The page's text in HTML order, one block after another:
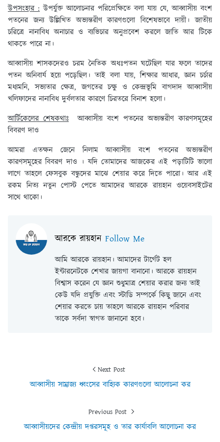
উপসংহার : উপর্যুক্ত আলোচনার পরিপ্রেক্ষিতে বলা যায় যে, আব্বাসীয় বংশ
পতনের জন্য উল্লিখিত অভ্যন্তরীণ কারণগুলো বিশেষভাবে দায়ী। জাতীয়
চরিত্রে নানাবিধ অনাচার ও ব্যভিচার অনুপ্রবেশ করলে জাতি আর টিকে
থাকতে পারে না।
আব্বাসীয় শাসকদেরও চরম নৈতিক অধঃপতন ঘটেছিল যার ফলে তাদের
পতন অনিবার্য হয়ে পড়েছিল। তাই বলা যায়, শিক্ষার আধার, জ্ঞান চর্চার
মধ্যমনি, সভ্যতার ক্ষেত্র, জগতের চক্ষু ও কেন্দ্রভূমি বাগদাদ আব্বাসীয়
খলিফাদের নানাবিধ দুর্বলতার কারণে চিরতরে বিনাশ হলো।
আর্টিকেলের শেষকথাঃ আব্বাসীয় বংশ পতনের অভ্যন্তরীণ কারণসমূহের
বিবরণ দাও
আমরা এতক্ষন জেনে নিলাম আব্বাসীয় বংশ পতনের অভ্যন্তরীণ
কারণসমূহের বিবরণ দাও । যদি তোমাদের আজকের এই পড়াটিটি ভালো
লাগে তাহলে ফেসবুক বন্ধুদের মাঝে শেয়ার করে দিতে পারো। আর এই
রকম নিত্য নতুন পোস্ট পেতে আমাদের আরকে রায়হান ওয়েবসাইটের
সাথে থাকো।
আরকে রায়হান Follow Me
আমি আরকে রায়হান। আমাদের টার্গেট হল
ইন্টারনেটকে শেখার জায়গা বানানো। আরকে রায়হান
বিশ্বাস করেন যে জ্ঞান শুধুমাত্র শেয়ার করার জন্য তাই
কেউ যদি প্রযুক্তি এবং স্টাডি সম্পর্কে কিছু জানে এবং
শেয়ার করতে চায় তাহলে আরকে রায়হান পরিবার
তাকে সর্বদা স্বাগত জানানো হবে।
Next Post
আব্বাসীয় সাম্রাজ্য ধ্বংসের বাহ্যিক কারণগুলো আলোচনা কর
Previous Post
আব্বাসীয়দের কেন্দ্রীয় দপ্তরসমূহ ও তার কার্যাবলি আলোচনা কর